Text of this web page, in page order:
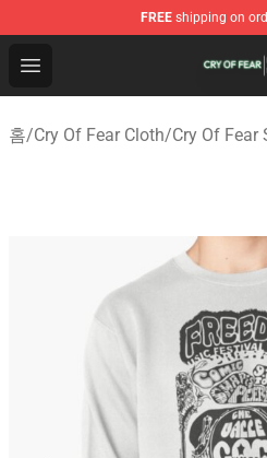
FREE shipping on
Open menu
Cry Of Fear Shop - Official
홈/Cry Of Fear Cloth/Cry Of Fear